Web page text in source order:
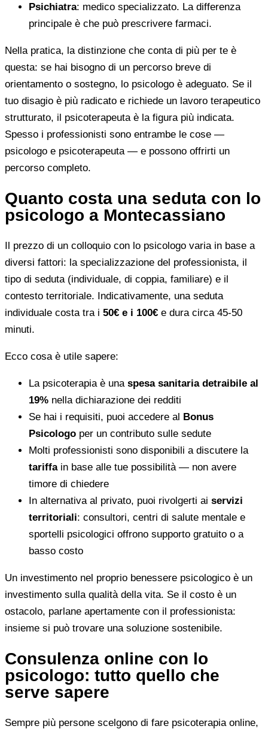
Psichiatra: medico specializzato. La differenza
principale è che può prescrivere farmaci.
Nella pratica, la distinzione che conta di più per te è
questa: se hai bisogno di un percorso breve di
orientamento o sostegno, lo psicologo è adeguato. Se il
tuo disagio è più radicato e richiede un lavoro terapeutico
strutturato, il psicoterapeuta è la figura più indicata.
Spesso i professionisti sono entrambe le cose —
psicologo e psicoterapeuta — e possono offrirti un
percorso completo.
Quanto costa una seduta con lo
psicologo a Montecassiano
Il prezzo di un colloquio con lo psicologo varia in base a
diversi fattori: la specializzazione del professionista, il
tipo di seduta (individuale, di coppia, familiare) e il
contesto territoriale. Indicativamente, una seduta
individuale costa tra i 50€ e i 100€ e dura circa 45-50
minuti.
Ecco cosa è utile sapere:
La psicoterapia è una spesa sanitaria detraibile al
19% nella dichiarazione dei redditi
Se hai i requisiti, puoi accedere al Bonus
Psicologo per un contributo sulle sedute
Molti professionisti sono disponibili a discutere la
tariffain base alle tue possibilità — non avere
timore di chiedere
In alternativa al privato, puoi rivolgerti ai servizi
territoriali: consultori, centri di salute mentale e
sportelli psicologici offrono supporto gratuito o a
basso costo
Un investimento nel proprio benessere psicologico è un
investimento sulla qualità della vita. Se il costo è un
ostacolo, parlane apertamente con il professionista:
insieme si può trovare una soluzione sostenibile.
Consulenza online con lo
psicologo: tutto quello che
serve sapere
Sempre più persone scelgono di fare psicoterapia online,